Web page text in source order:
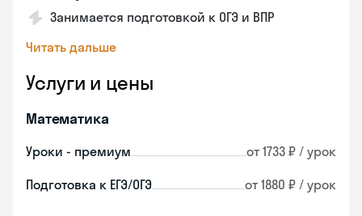
Занимается подготовкой к ОГЭ и ВПР
Читать дальше
Услуги и цены
Математика
Уроки - премиум от 1733 ₽ / урок
Подготовка к ЕГЭ/ОГЭ от 1880 ₽ / урок